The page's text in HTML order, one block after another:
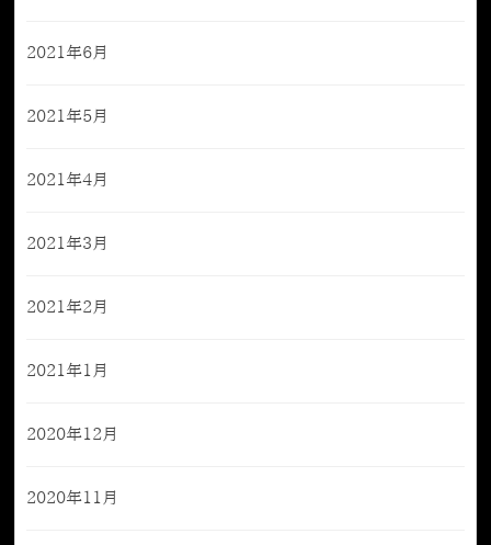
2021年6月
2021年5月
2021年4月
2021年3月
2021年2月
2021年1月
2020年12月
2020年11月